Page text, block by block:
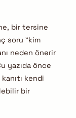
bir tersine
soru “kim
neden önerir
yazıda önce
kendi
bir